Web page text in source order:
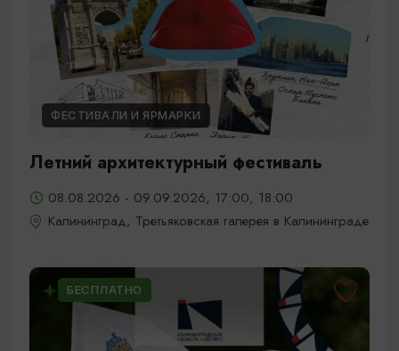
ФЕСТИВАЛИ И ЯРМАРКИ
Летний архитектурный фестиваль
08.08.2026 - 09.09.2026, 17:00, 18:00
Калининград, Третьяковская галерея в Калининграде
БЕСПЛАТНО